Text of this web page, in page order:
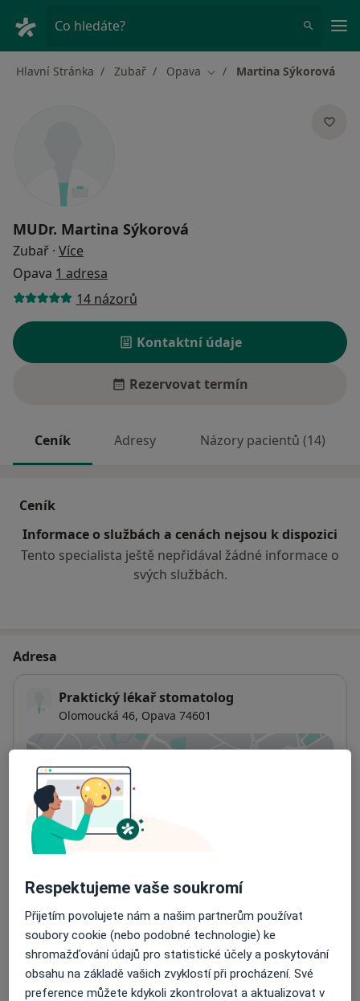
Co hledáte?
Hlavní Stránka Zubař Opava Změna města
Martina Sýkorová
MUDr. Martina Sýkorová
Zubař · Více
Opava 1 adresa
14 názorů
Kontaktní údaje
Rezervovat termín
Ceník Adresy Názory pacientů (14)
Ceník
Informace o službách a cenách nejsou k dispozici
Tento specialista ještě nepřidával žádné informace o
svých službách.
Adresa
Praktický lékař stomatolog
Olomoucká 46, Opava 74601
Dostupnost
Na této adrese online kalendář není aktivní
Co mám v takové situaci udělat?
Způsoby platby (soukromé návštěvy)
Na teto adrese lékař přijímá pacienty na pojišťovnu
Detaily
Víceo adrese
Respektujeme vaše soukromí
Přijetím povolujete nám a našim partnerům používat
soubory cookie (nebo podobné technologie) ke
shromažďování údajů pro statistické účely a poskytování
obsahu na základě vašich zvyklostí při procházení. Své
preference můžete kdykoli zkontrolovat a aktualizovat v